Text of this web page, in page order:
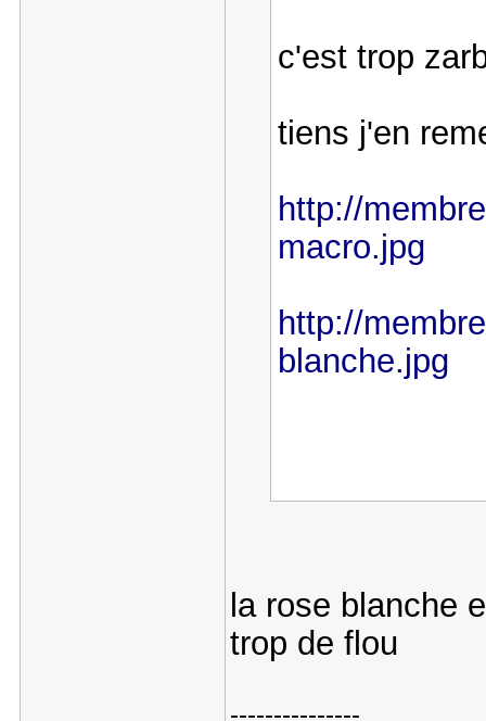
c'est trop
tiens j'en
http://
macro.jpg
http://
blanche.jpg
la rose blanche
trop de flou
---------------